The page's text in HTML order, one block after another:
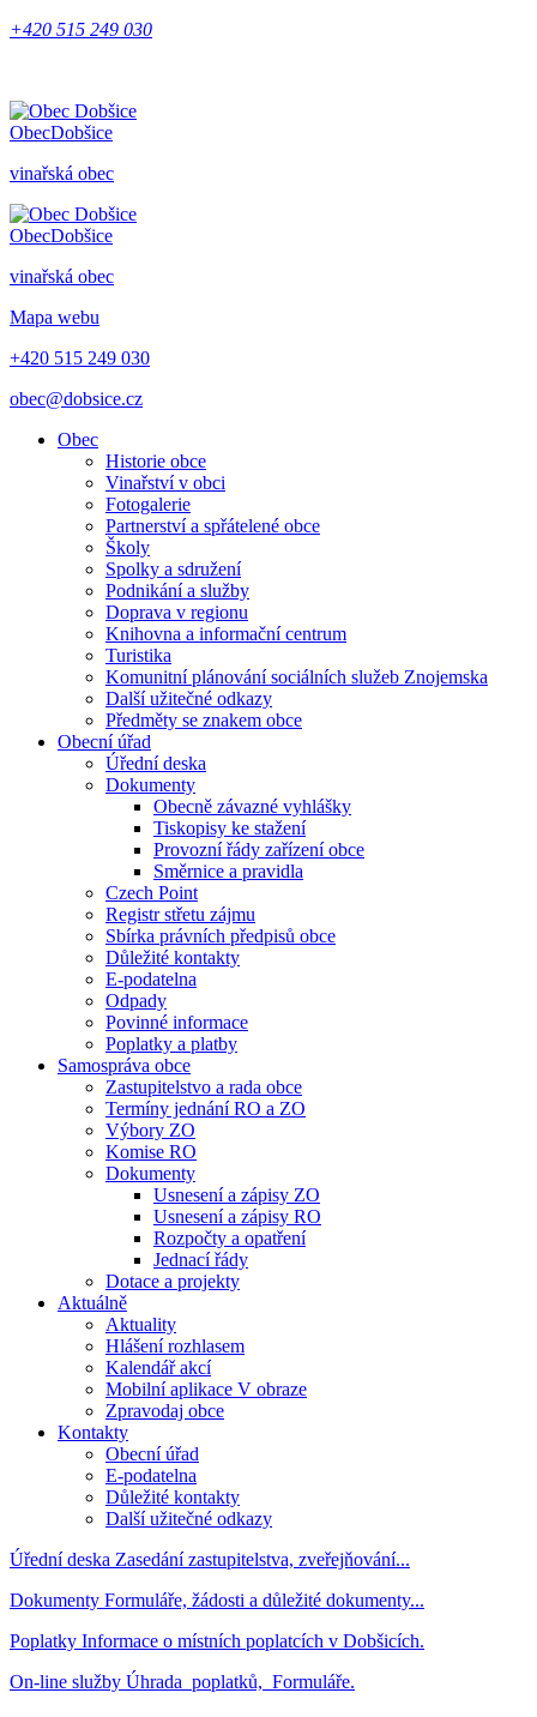
+420 515 249 030
ObecDobšice
vinařská obec
ObecDobšice
vinařská obec
Mapa webu
+420 515 249 030
obec@dobsice.cz
Obec
Historie obce
Vinařství v obci
Fotogalerie
Partnerství a spřátelené obce
Školy
Spolky a sdružení
Podnikání a služby
Doprava v regionu
Knihovna a informační centrum
Turistika
Komunitní plánování sociálních služeb Znojemska
Další užitečné odkazy
Předměty se znakem obce
Obecní úřad
Úřední deska
Dokumenty
Obecně závazné vyhlášky
Tiskopisy ke stažení
Provozní řády zařízení obce
Směrnice a pravidla
Czech Point
Registr střetu zájmu
Sbírka právních předpisů obce
Důležité kontakty
E-podatelna
Odpady
Povinné informace
Poplatky a platby
Samospráva obce
Zastupitelstvo a rada obce
Termíny jednání RO a ZO
Výbory ZO
Komise RO
Dokumenty
Usnesení a zápisy ZO
Usnesení a zápisy RO
Rozpočty a opatření
Jednací řády
Dotace a projekty
Aktuálně
Aktuality
Hlášení rozhlasem
Kalendář akcí
Mobilní aplikace V obraze
Zpravodaj obce
Kontakty
Obecní úřad
E-podatelna
Důležité kontakty
Další užitečné odkazy
Úřední deska Zasedání zastupitelstva, zveřejňování...
Dokumenty Formuláře, žádosti a důležité dokumenty...
Poplatky Informace o místních poplatcích v Dobšicích.
On-line služby Úhrada poplatků, Formuláře.